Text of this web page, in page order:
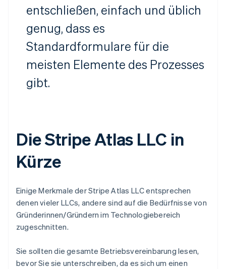
entschließen, einfach und üblich
genug, dass es
Standardformulare für die
meisten Elemente des Prozesses
gibt.
Die Stripe Atlas LLC in
Kürze
Einige Merkmale der Stripe Atlas LLC entsprechen
denen vieler LLCs, andere sind auf die Bedürfnisse von
Gründerinnen/Gründern im Technologiebereich
zugeschnitten.
Sie sollten die gesamte Betriebsvereinbarung lesen,
bevor Sie sie unterschreiben, da es sich um einen